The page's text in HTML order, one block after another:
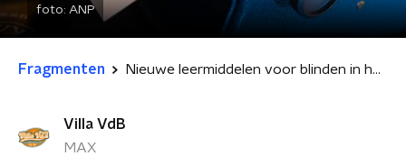
foto: ANP
Fragmenten Nieuwe leermiddelen voor blinden in het onderwijs: 'Er is meer dan braille'
Villa VdB
MAX